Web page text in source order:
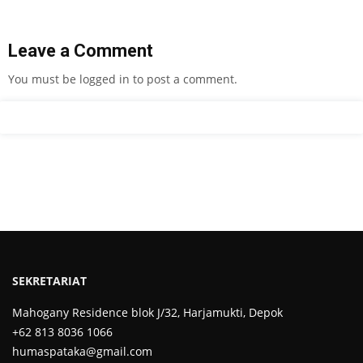
Leave a Comment
You must be logged in to post a comment.
SEKRETARIAT
Mahogany Residence blok J/32, Harjamukti, Depok
+62 813 8036 1066
humaspataka@gmail.com